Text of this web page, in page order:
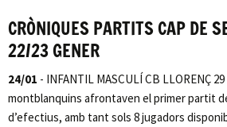
CRÒNIQUES PARTITS CAP DE
22/23 GENER
24/01 - INFANTIL MASCULÍ CB LLORENÇ
montblanquins afrontaven el primer partit
d’efectius, amb tant sols 8 jugadors